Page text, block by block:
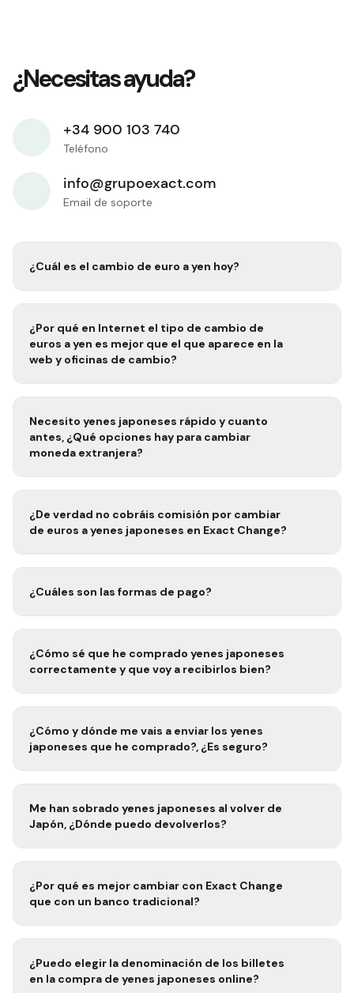
¿Necesitas ayuda?
+34 900 103 740
Teléfono
info@grupoexact.com
Email de soporte
¿Cuál es el cambio de euro ayen hoy?
¿Por qué en Internet el tipo de cambio de
euros ayen es mejor que el que aparece en la
web y oficinas de cambio?
Necesito yenes japoneses rápido
antes, ¿Qué opciones hay para cambiar
moneda extranjera?
¿De verdad no cobráis comisión por cambiar
de euros ayenes japoneses en Exact Change?
¿Cuáles son las formas de pago?
¿Cómo sé que he comprado yenes japoneses
correctamente y que voy a recibirlos bien?
¿Cómo y dónde me vais a enviar los yenes
japoneses que he comprado?, ¿Es seguro?
Me han sobrado yenes japoneses
al volver de
Japón, ¿Dónde puedo devolverlos?
¿Por qué es mejor cambiar con Exact Change
que con un banco tradicional?
¿Puedo elegir la denominación de los billetes
en la compra de yenes japoneses online?